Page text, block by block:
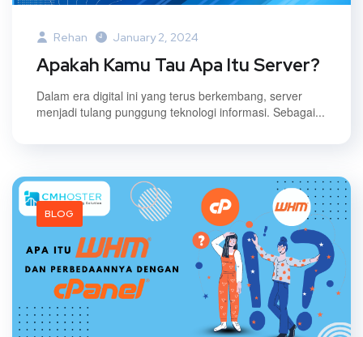
Rehan January 2, 2024
Apakah Kamu Tau Apa Itu Server?
Dalam era digital ini yang terus berkembang, server
menjadi tulang punggung teknologi informasi. Sebagai...
BLOG